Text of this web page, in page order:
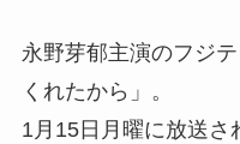
永野芽郁主演のフジ
くれたから」。
1月15日月曜に放送さ